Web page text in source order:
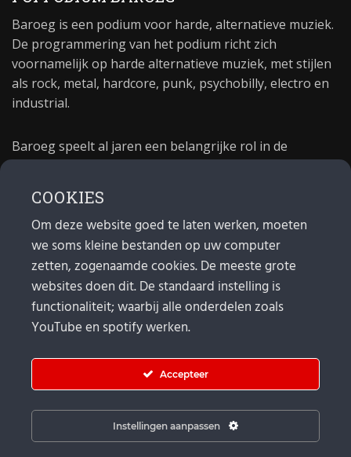
Baroeg is een podium voor harde, alternatieve muziek.
De programmering van het podium richt zich
voornamelijk op harde alternatieve muziek, met stijlen
als rock, metal, hardcore, punk, psychobilly, electro en
industrial.
Baroeg speelt al jaren een belangrijke rol in de
poppodium 40 jaar.
MAIL
Algemeen: info@baroeg.nl
Bands & boeking: leon@baroeg.nl
Promotie & publiciteit: francis@baroeg.nl
COOKIES
Om deze website goed te laten werken, moeten
we soms kleine bestanden op uw computer
zetten, zogenaamde cookies. De meeste grote
websites doen dit. De standaard instelling is
functionaliteit; waarbij alle onderdelen zoals
YouTube en spotify werken.
Accepteer
Instellingen aanpassen